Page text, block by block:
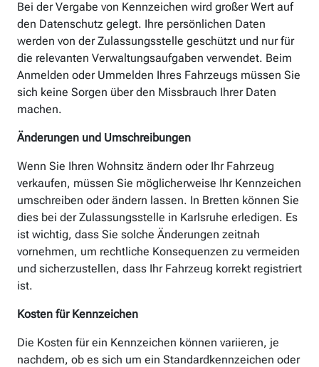
Bei der Vergabe von Kennzeichen wird großer Wert auf
den Datenschutz gelegt. Ihre persönlichen Daten
werden von der Zulassungsstelle geschützt und nur für
die relevanten Verwaltungsaufgaben verwendet. Beim
Anmelden oder Ummelden Ihres Fahrzeugs müssen Sie
sich keine Sorgen über den Missbrauch Ihrer Daten
machen.
Änderungen und Umschreibungen
Wenn Sie Ihren Wohnsitz ändern oder Ihr Fahrzeug
verkaufen, müssen Sie möglicherweise Ihr Kennzeichen
umschreiben oder ändern lassen. In Bretten können Sie
dies bei der Zulassungsstelle in Karlsruhe erledigen. Es
ist wichtig, dass Sie solche Änderungen zeitnah
vornehmen, um rechtliche Konsequenzen zu vermeiden
und sicherzustellen, dass Ihr Fahrzeug korrekt registriert
ist.
Kosten für Kennzeichen
Die Kosten für ein Kennzeichen können variieren, je
nachdem, ob es sich um ein Standardkennzeichen oder